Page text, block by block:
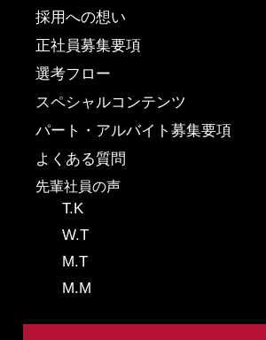
採用への想い
正社員募集要項
選考フロー
スペシャルコンテンツ
パート・アルバイト募集要項
よくある質問
先輩社員の声
T.K
W.T
M.T
M.M